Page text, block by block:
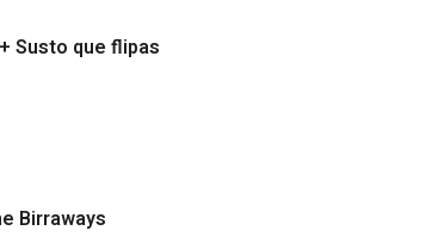
Susto que flipas
Birraways